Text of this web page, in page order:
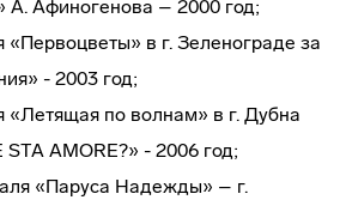
А. Афиногенова – 2000 год;
«Первоцветы» в г. Зеленограде за
- 2003 год;
«Летящая по волнам» в г. Дубна
STA AMORE?» - 2006 год;
«Паруса Надежды» – г.